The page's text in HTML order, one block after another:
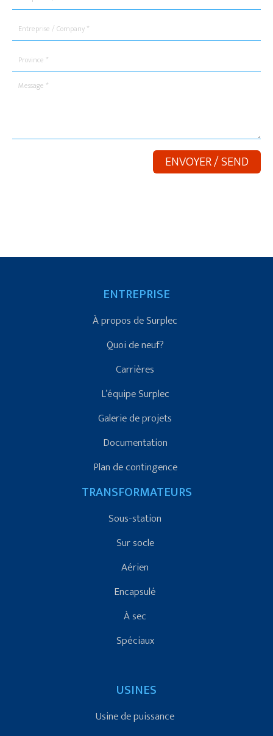
ENTREPRISE
À propos de Surplec
Quoi de neuf?
Carrières
L’équipe Surplec
Galerie de projets
Documentation
Plan de contingence
TRANSFORMATEURS
Sous-station
Sur socle
Aérien
Encapsulé
À sec
Spéciaux
USINES
Usine de puissance